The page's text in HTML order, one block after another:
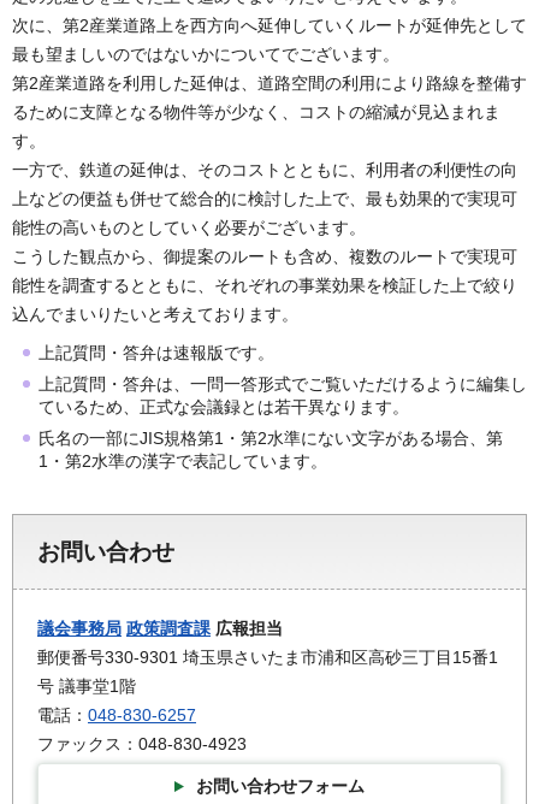
次に、第2産業道路上を西方向へ延伸していくルートが延伸先として
最も望ましいのではないかについてでございます。
第2産業道路を利用した延伸は、道路空間の利用により路線を整備す
るために支障となる物件等が少なく、コストの縮減が見込まれま
す。
一方で、鉄道の延伸は、そのコストとともに、利用者の利便性の向
上などの便益も併せて総合的に検討した上で、最も効果的で実現可
能性の高いものとしていく必要がございます。
こうした観点から、御提案のルートも含め、複数のルートで実現可
能性を調査するとともに、それぞれの事業効果を検証した上で絞り
込んでまいりたいと考えております。
上記質問・答弁は速報版です。
上記質問・答弁は、一問一答形式でご覧いただけるように編集し
ているため、正式な会議録とは若干異なります。
氏名の一部にJIS規格第1・第2水準にない文字がある場合、第
1・第2水準の漢字で表記しています。
お問い合わせ
議会事務局 政策調査課 広報担当
郵便番号330-9301 埼玉県さいたま市浦和区高砂三丁目15番1
号 議事堂1階
電話： 048-830-6257
ファックス：048-830-4923
お問い合わせフォーム